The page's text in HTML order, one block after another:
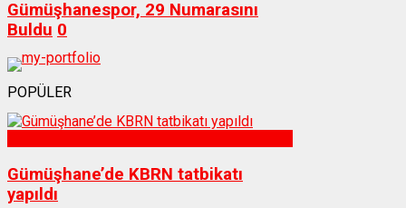
Gümüşhanespor, 29 Numarasını
Buldu 0
POPÜLER
Gümüşhane’de KBRN tatbikatı
yapıldı